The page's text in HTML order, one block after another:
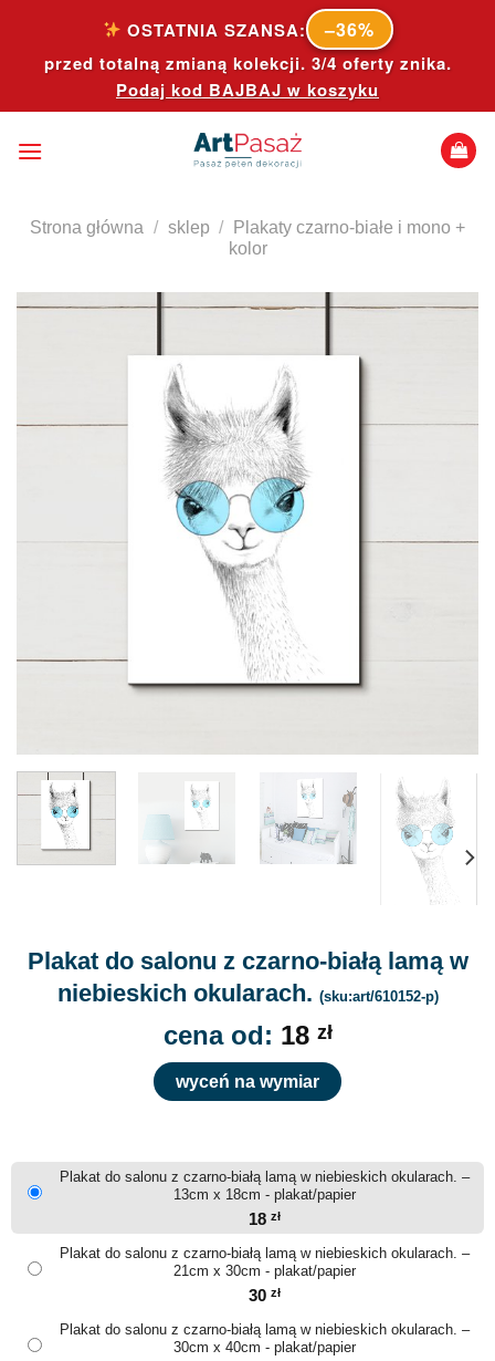
content
OSTATNIA SZANSA: –36%
przed totalną zmianą kolekcji. 3/4 oferty znika.
Podaj kod BAJBAJ w koszyku
Strona główna / sklep /
Plakaty czarno-białe i mono +
kolor
Plakat do salonu z czarno-białą lamą w
niebieskich okularach. (sku:art/610152-p)
cena od: 18 zł
wyceń na wymiar
Plakat do salonu z czarno-białą lamą w niebieskich okularach. –
13cm x 18cm - plakat/papier
18 zł
Plakat do salonu z czarno-białą lamą w niebieskich okularach. –
21cm x 30cm - plakat/papier
30 zł
Plakat do salonu z czarno-białą lamą w niebieskich okularach. –
30cm x 40cm - plakat/papier